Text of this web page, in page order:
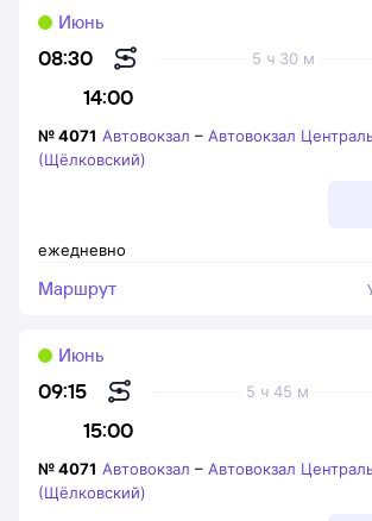
08:30
14:00
5 ч 30 м
Июнь
ежедневно
№4071 Автовокзал – Автовокзал
(Щёлковский)
Маршрут
09:15
15:00
5 ч 45 м
Июнь
№4071 Автовокзал – Автовокзал
(Щёлковский)